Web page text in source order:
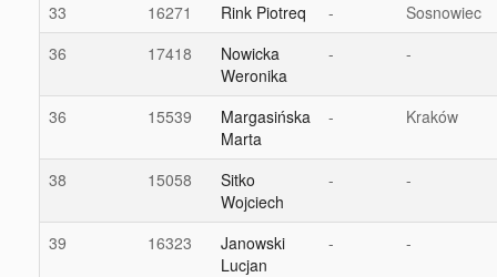
33 16271 Rink Piotreq -
Sosnowiec
36
17418
Nowicka
Weronika
- -
36 15539
Margasińska
Marta
- Kraków
38 15058
Sitko
Wojciech
- -
39 16323
Janowski
Lucjan
- -